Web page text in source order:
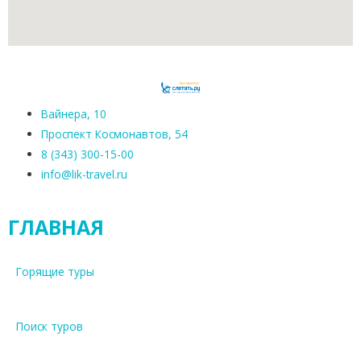
Вайнера, 10
Проспект Космонавтов, 54
8 (343) 300-15-00
info@lik-travel.ru
ГЛАВНАЯ
Горящие туры
Поиск туров